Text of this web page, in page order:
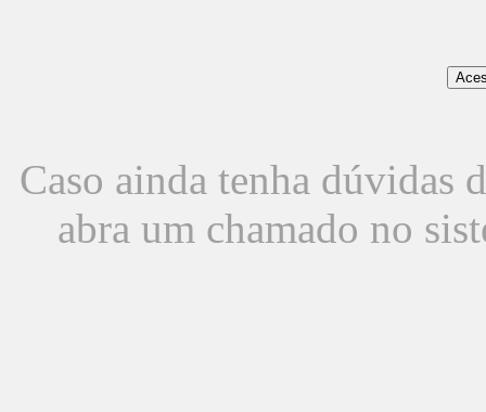
Caso ainda tenha dúvidas
abra um chamado no